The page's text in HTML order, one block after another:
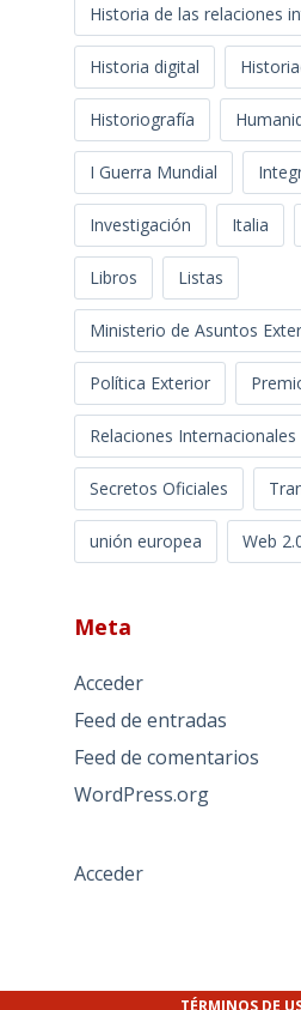
Historia de las relaciones
Historia digital
Historiografía
I Guerra Mundial
Investigación Italia
Libros Listas
Ministerio de Asuntos
Política Exterior
Relaciones Internacionales
Secretos Oficiales
unión europea Web
Meta
Acceder
Feed de entradas
Feed de comentarios
WordPress.org
Acceder
TÉRMINOS DE